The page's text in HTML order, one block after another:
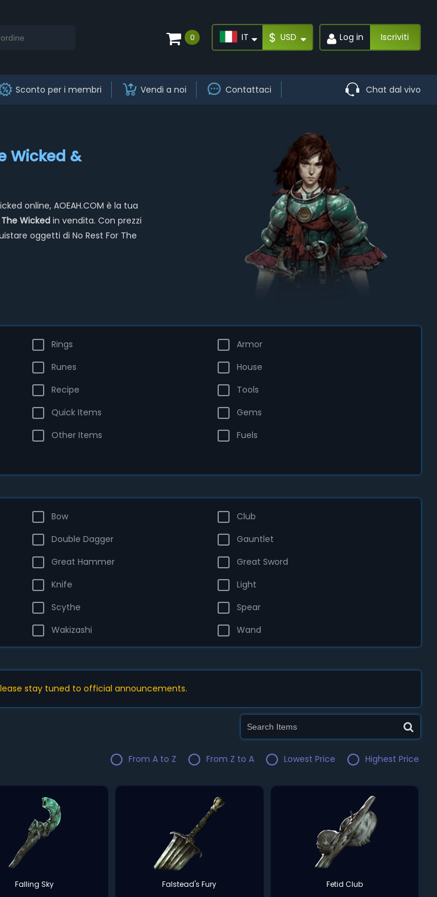
0 IT $ USD Log in Iscriviti
Sconto per i membri Vendi a noi Contattaci Chat dal vivo
Wicked &
online, AOEAH.COM è la tua
Wickedin vendita. Con prezzi
oggetti di No Rest For The
Rings
Armor
Runes
House
Recipe
Tools
Quick Items
Gems
Other Items
Fuels
Bow
Club
Double Dagger
Gauntlet
Great Hammer
Great Sword
Knife
Light
Scythe
Spear
Wakizashi Wand
stay tuned to official announcements.
From A to Z From Z to A Lowest Price Highest Price
Falling Sky Falstead's Fury Fetid Club